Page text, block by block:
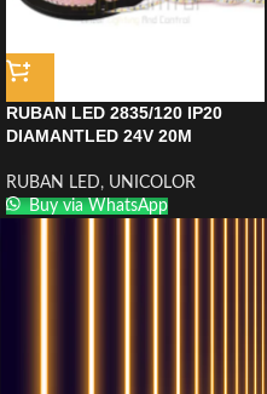
RUBAN LED 2835/120 IP20
DIAMANTLED 24V 20M
RUBAN LED, UNICOLOR
Buy via WhatsApp